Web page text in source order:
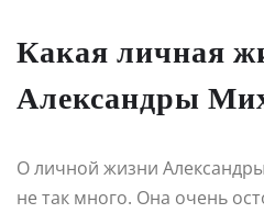
Какая личная
Александры
О личной жизни
не так много. Она очень